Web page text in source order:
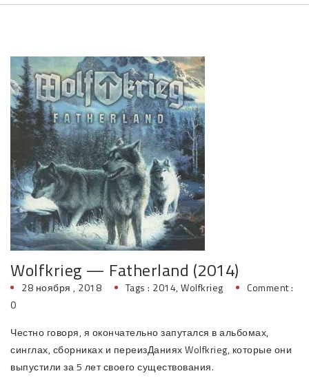
Wolfkrieg — Fatherland (2014)
28 ноября , 2018 Tags : 2014,Wolfkrieg
Comment :
0
Честно говоря, я окончательно запутался в альбомах,
синглах, сборниках и переизДаниях Wolfkrieg, которые они
выпустили за 5 лет своего существования.